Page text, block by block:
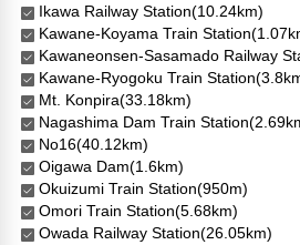
Ikawa Railway Station(10.24km)
Kawane-Koyama Train
Kawaneonsen-Sasamado Railway
Kawane-Ryogoku Train
Mt. Konpira(33.18km)
Nagashima Dam Train
No16(40.12km)
Oigawa Dam(1.6km)
Okuizumi Train Station(950m)
Omori Train Station(5.68km)
Owada Railway Station(26.05km)